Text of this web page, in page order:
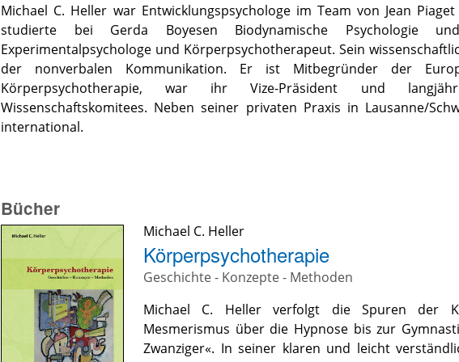
Michael C. Heller war Entwicklungspsychologe im Team von Jean
studierte bei Gerda Boyesen Biodynamische Psychologie
Experimentalpsychologe und Körperpsychotherapeut. Sein
der nonverbalen Kommunikation. Er ist Mitbegründer der
Körperpsychotherapie, war ihr Vize-Präsident und
Wissenschaftskomitees. Neben seiner privaten Praxis in Lausanne/
international.
Bücher
Michael C. Heller
Körperpsychotherapie
Geschichte - Konzepte - Methoden
Michael C. Heller verfolgt die Spuren der
Mesmerismus über die Hypnose bis zur
Zwanziger«. In seiner klaren und leicht